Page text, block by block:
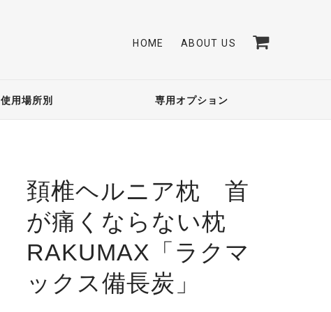
HOME ABOUT US
使用場所別 専用オプション
頚椎ヘルニア枕 首
が痛くならない枕
RAKUMAX「ラクマ
ックス備長炭」